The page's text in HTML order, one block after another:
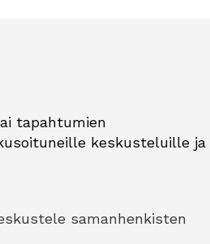
tapahtumien
keskusteluille ja
samanhenkisten